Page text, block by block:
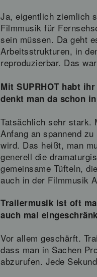
Ja, eigentlich ziemlich
Filmmusik für
sein müssen. Da geht
Arbeitsstrukturen, in
reproduzierbar. Das
Mit SUPRHOT habt
denkt man da schon
Tatsächlich sehr stark.
Anfang an spannend
wird. Das heißt, man
generell die
gemeinsame Tüfteln,
auch in der Filmmusik
Trailermusik ist oft
auch mal
Vor allem geschärft.
dass man in Sachen
abzurufen. Jede